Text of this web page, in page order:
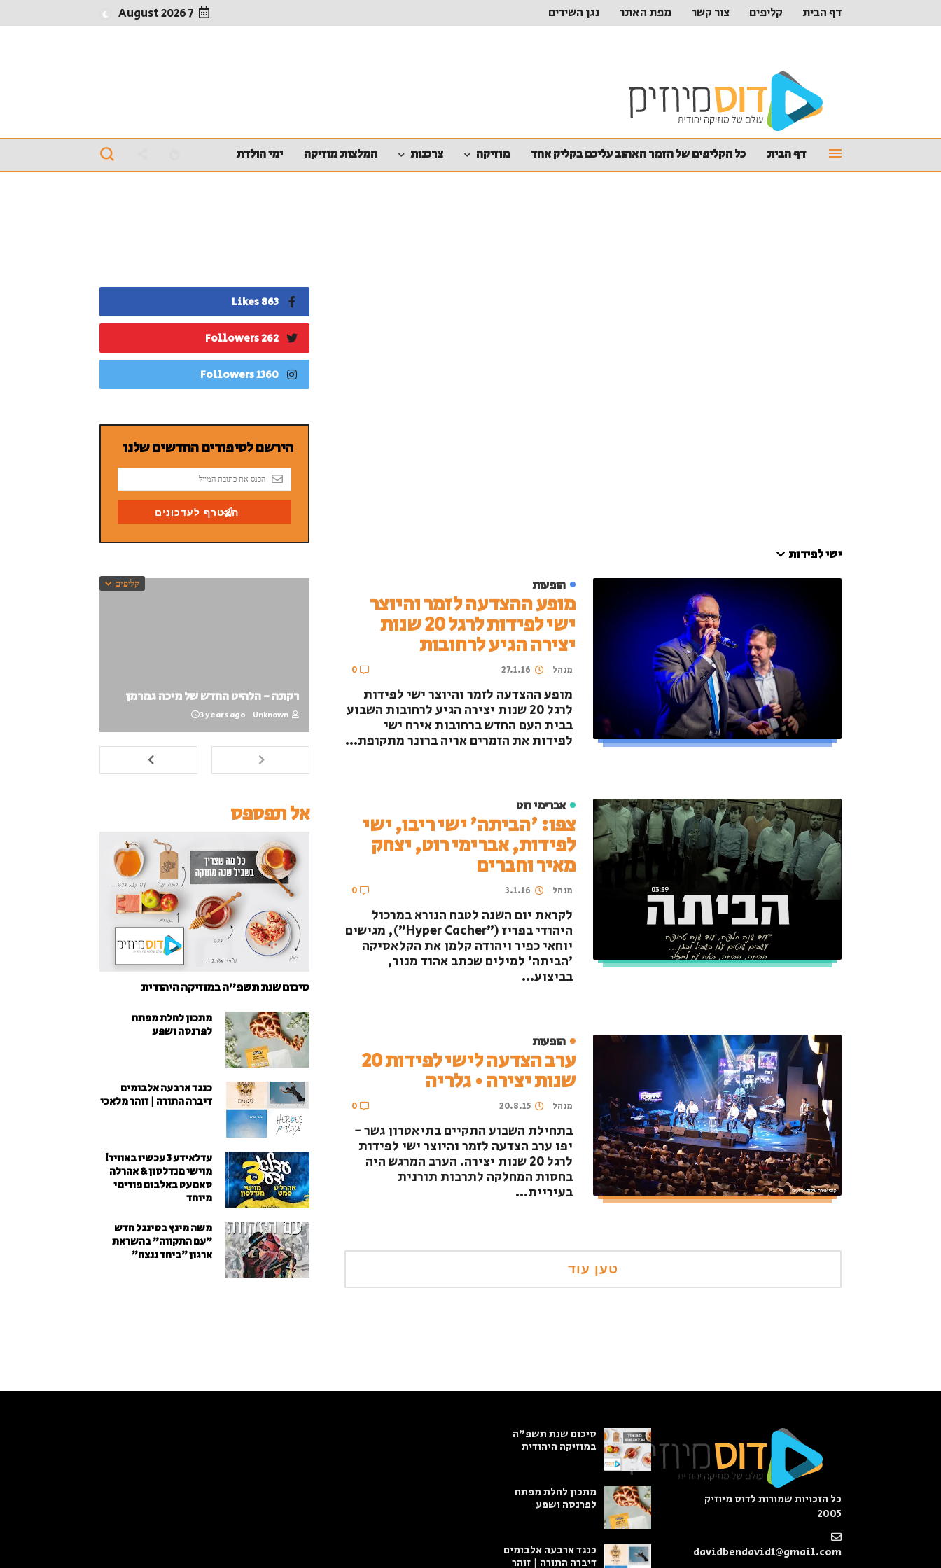
דף הבית קליפים צור קשר מפת האתר נגן השירים 7 August 2026
דף הבית כל הקליפים של הזמר האהוב עליכם בקליק אחד מוזיקה צרכנות המלצות מוזיקה ימי הולדת
ישי לפידות
הופעות
מופע ההצדעה לזמר והיוצר
ישי לפידות לרגל 20 שנות
יצירה הגיע לרחובות
מנהל 27.1.16
0
מופע ההצדעה לזמר והיוצר ישי לפידות
לרגל 20 שנות יצירה הגיע לרחובות השבוע
בבית העם החדש ברחובות אירח ישי
לפידות את הזמרים אריה ברונר מתקופת...
אברימי רוט
צפו: 'הביתה' ישי ריבו, ישי
לפידות, אברימי רוט, יצחק
מאיר וחברים
מנהל 3.1.16
0
לקראת יום השנה לטבח הנורא במרכול
היהודי בפריז ("Hyper Cacher"), מגישים
יוחאי כפיר ויהודה קלמן את הקלאסיקה
'הביתה' למילים שכתב אהוד מנור,
בביצוע...
הופעות
ערב הצדעה לישי לפידות 20
שנות יצירה • גלריה
מנהל 20.8.15
0
בתחילת השבוע התקיים בתיאטרון גשר -
יפו ערב הצדעה לזמר והיוצר ישי לפידות
לרגל 20 שנות יצירה. הערב המרגש היה
בחסות המחלקה לתרבות תורנית
בעיריית...
863 Likes
262 Followers
1360 Followers
קליפים
רקתה - הלהיט החדש של מיכה גמרמן
Unknown
3 years ago
אל תפספס
סיכום שנת תשפ"ה במוזיקה היהודית
מתכון לחלת מפתח
לפרנסה ושפע
כנגד ארבעה אלבומים
דיברה התורה | זוהר מלאכי
עדלאידע 3 עכשיו באוויר!
מוישי מנדלסון & אהרלה
סאמעט באלבום פורימי
מיוחד
משה מינץ בסינגל חדש
״עם התקווה״ בהשראת
ארגון "ביחד ננצח"
כל הזכויות שמורות לדוס מיוזיק
2005
davidbendavid1@gmail.com
סיכום שנת תשפ"ה
במוזיקה היהודית
מתכון לחלת מפתח
לפרנסה ושפע
כנגד ארבעה אלבומים
דיברה התורה | זוהר